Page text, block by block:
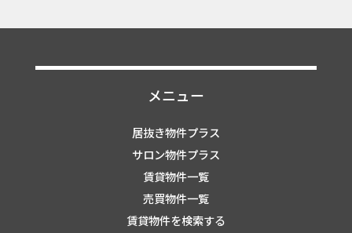
メニュー
居抜き物件プラス
サロン物件プラス
賃貸物件一覧
売買物件一覧
賃貸物件を検索する